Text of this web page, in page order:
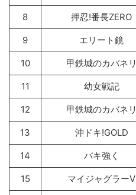
8 押忍!番長ZERO
9 エリート鏡
10 甲鉄城のカバネリ
11 幼女戦記
12 甲鉄城のカバネリ
13 沖ドキ!GOLD
14 バキ強く
15 マイジャグラーV